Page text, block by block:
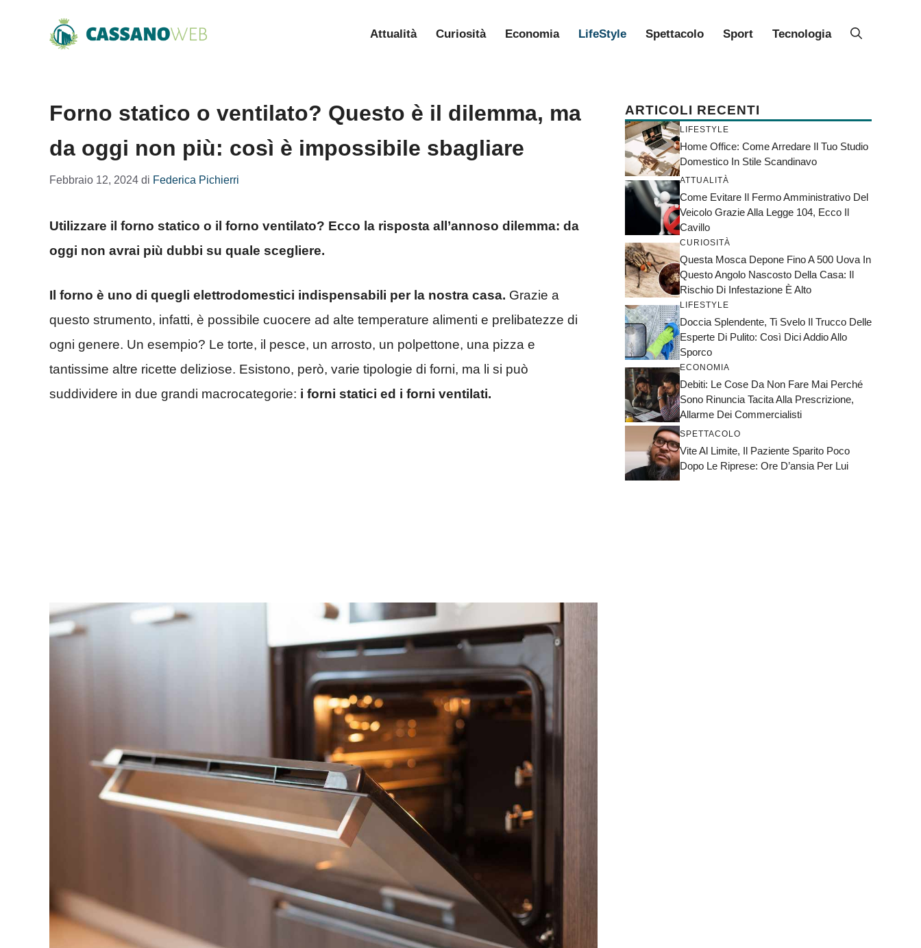
Attualità Curiosità Economia LifeStyle Spettacolo Sport Tecnologia
Forno statico o ventilato? Questo è il dilemma, ma
da oggi non più: così è impossibile sbagliare
Febbraio 12, 2024 di Federica Pichierri
Utilizzare il forno statico o il forno ventilato? Ecco la risposta all’annoso dilemma: da
oggi non avrai più dubbi su quale scegliere.
Il forno è uno di quegli elettrodomestici indispensabili per la nostra casa. Grazie a
questo strumento, infatti, è possibile cuocere ad alte temperature alimenti e prelibatezze di
ogni genere. Un esempio? Le torte, il pesce, un arrosto, un polpettone, una pizza e
tantissime altre ricette deliziose. Esistono, però, varie tipologie di forni, ma li si può
suddividere in due grandi macrocategorie: i forni statici ed i forni ventilati.
ARTICOLI RECENTI
LIFESTYLE
Home Office: Come Arredare Il Tuo Studio
Domestico In Stile Scandinavo
ATTUALITÀ
Come Evitare Il Fermo Amministrativo Del
Veicolo Grazie Alla Legge 104, Ecco Il
Cavillo
CURIOSITÀ
Questa Mosca Depone Fino A 500 Uova In
Questo Angolo Nascosto Della Casa: Il
Rischio Di Infestazione È Alto
LIFESTYLE
Doccia Splendente, Ti Svelo Il Trucco Delle
Esperte Di Pulito: Così Dici Addio Allo
Sporco
ECONOMIA
Debiti: Le Cose Da Non Fare Mai Perché
Sono Rinuncia Tacita Alla Prescrizione,
Allarme Dei Commercialisti
SPETTACOLO
Vite Al Limite, Il Paziente Sparito Poco
Dopo Le Riprese: Ore D’ansia Per Lui